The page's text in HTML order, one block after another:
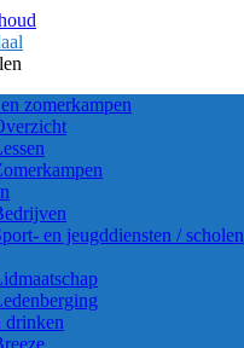
zomerkampen
en jeugddiensten / scholen
drinken